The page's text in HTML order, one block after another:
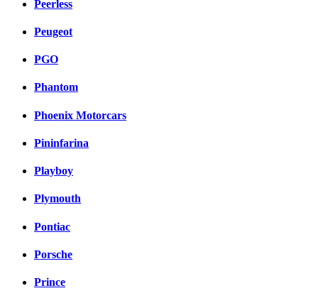
Peerless
Peugeot
PGO
Phantom
Phoenix Motorcars
Pininfarina
Playboy
Plymouth
Pontiac
Porsche
Prince